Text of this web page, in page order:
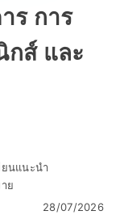
ร การ
กส์ และ
นแนะนำ
ย
28/07/2026